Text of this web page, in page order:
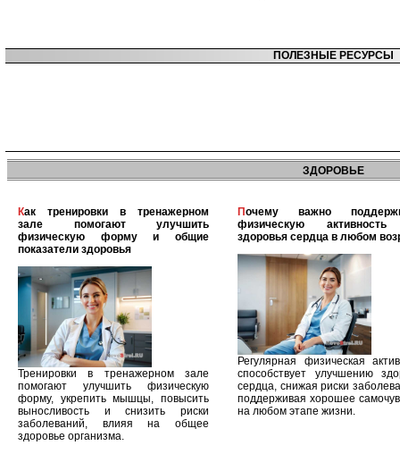
ПОЛЕЗНЫЕ РЕСУРСЫ
ЗДОРОВЬЕ
Как тренировки в тренажерном
зале помогают улучшить
физическую форму и общие
показатели здоровья
Тренировки в тренажерном зале
помогают улучшить физическую
форму, укрепить мышцы, повысить
выносливость и снизить риски
заболеваний, влияя на общее
здоровье организма.
Почему важно поддерживать
физическую
здоровья сердца в любом
Регулярная физическая
способствует улучшению
сердца, снижая риски
поддерживая хорошее
на любом этапе жизни.